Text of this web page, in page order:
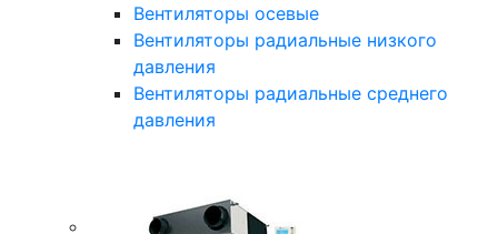
Вентиляторы осевые
Вентиляторы радиальные низкого
давления
Вентиляторы радиальные среднего
давления